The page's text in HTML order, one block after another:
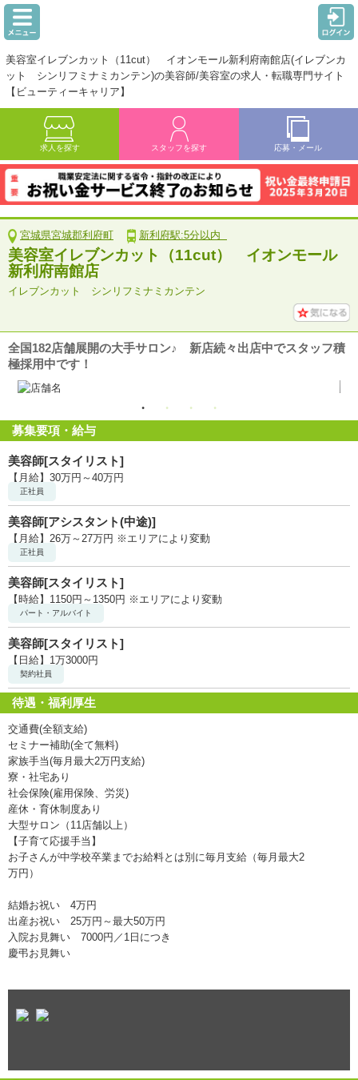
美容室イレブンカット（11cut） イオンモール新利府南館店(イレブンカ
ット シンリフミナミカンテン)の美容師/美容室の求人・転職専門サイト
【ビューティーキャリア】
求人を探す スタッフを探す 応募・メール
宮城県宮城郡利府町 新利府駅:5分以内
美容室イレブンカット（11cut） イオンモール
新利府南館店
イレブンカット シンリフミナミカンテン
全国182店舗展開の大手サロン♪ 新店続々出店中でスタッフ積
極採用中です！
募集要項・給与
美容師[スタイリスト]
【月給】30万円～40万円
正社員
美容師[アシスタント(中途)]
【月給】26万～27万円 ※エリアにより変動
正社員
美容師[スタイリスト]
【時給】1150円～1350円 ※エリアにより変動
パート・アルバイト
美容師[スタイリスト]
【日給】1万3000円
契約社員
待遇・福利厚生
交通費(全額支給)
セミナー補助(全て無料)
家族手当(毎月最大2万円支給)
寮・社宅あり
社会保険(雇用保険、労災)
産休・育休制度あり
大型サロン（11店舗以上）
【子育て応援手当】
お子さんが中学校卒業までお給料とは別に毎月支給（毎月最大2
万円）
結婚お祝い 4万円
出産お祝い 25万円～最大50万円
入院お見舞い 7000円／1日につき
慶弔お見舞い